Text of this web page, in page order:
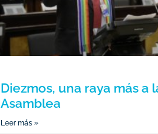
Diezmos, una raya más a
Asamblea
Leer más »